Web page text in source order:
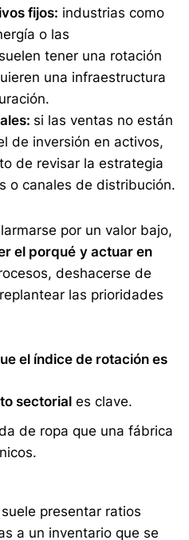
fijos: industrias como
o las
tener una rotación
una infraestructura
si las ventas no están
de inversión en activos,
de revisar la estrategia
o canales de distribución.
por un valor bajo,
el porqué y actuar en
deshacerse de
las prioridades
el índice de rotación es
sectorial es clave.
de ropa que una fábrica
suele presentar ratios
a un inventario que se